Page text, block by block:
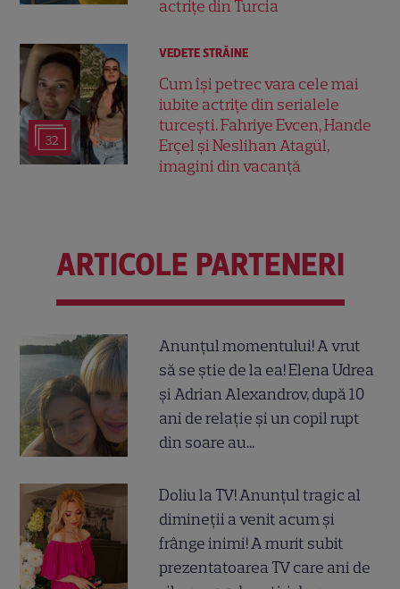
actrițe din Turcia
32
VEDETE STRĂINE
Cum își petrec vara cele mai
iubite actrițe din serialele
turcești. Fahriye Evcen, Hande
Erçel și Neslihan Atagül,
imagini din vacanță
ARTICOLE PARTENERI
Anunțul momentului! A vrut
să se știe de la ea! Elena Udrea
și Adrian Alexandrov, după 10
ani de relație și un copil rupt
din soare au...
Doliu la TV! Anunțul tragic al
dimineții a venit acum și
frânge inimi! A murit subit
prezentatoarea TV care ani de